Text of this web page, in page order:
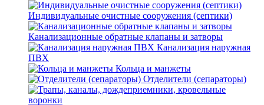
Индивидуальные очистные сооружения (септики)
Канализационные обратные клапаны и затворы
Канализация наружная
ПВХ
Кольца и манжеты
Отделители (сепараторы)